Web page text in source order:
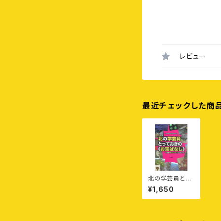
レビュー
最近チェックした商
北の学芸員とっ
ておきの《お宝ば
なし》——北海
道で残したいモノ
¥1,650